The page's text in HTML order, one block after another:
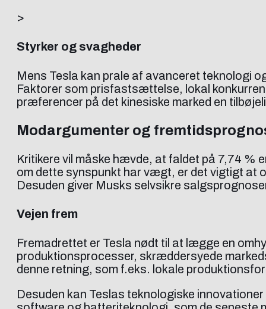
>
Styrker og svagheder
Mens Tesla kan prale af avanceret teknologi
Faktorer som prisfastsættelse, lokal
præferencer på det kinesiske marked en
Modargumenter og
Kritikere vil måske hævde, at faldet på 7,74 %
om dette synspunkt har vægt, er det vigtigt at
Desuden giver Musks selvsikre
Vejen frem
Fremadrettet er Tesla nødt til at lægge en
produktionsprocesser, skræddersyede
denne retning, som f.eks. lokale
Desuden kan Teslas teknologiske